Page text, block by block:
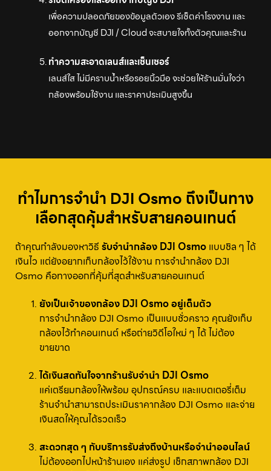
เพื่อความปลอดภัยของข้อมูลตัวเอง รีเซ็ตค่าโรงงาน และ
ออกจากบัญชี DJI / Cloud จะสบายใจทั้งตัวคุณและร้าน
ทำความสะอาดเลนส์และเซ็นเซอร์
เลนส์ใส ไม่มีคราบน้ำหรือรอยนิ้วมือ จะช่วยให้ร้านมั่นใจว่า
กล้องพร้อมใช้งาน และราคาประเมินสูงขึ้น
ทำไมการจำนำ DJI Osmo ถึงเป็นทาง
เลือกสุดคุ้มสำหรับสายคอนเทนต์
ถ้าคุณกำลังมองหาวิธี รับจำนำกล้อง DJI Osmo แบบชิล ๆ ได้
เงินไว แต่ยังอยากเก็บกล้องไว้ใช้งาน การจำนำกล้อง DJI
Osmo คือทางออกที่คุ้มที่สุดสำหรับสายคอนเทนต์
ยังเป็นเจ้าของกล้อง DJI Osmo อยู่เต็มตัว
การจำนำกล้อง DJI Osmo เป็นแบบชั่วคราว คุณยังเก็บ
กล้องไว้ทำคอนเทนต์ หรือถ่ายวิดีโอใหม่ ๆ ได้ ไม่ต้อง
ขายขาด
ได้เงินสดทันใจจากร้านรับจำนำ DJI Osmo
แค่เตรียมกล้องให้พร้อม อุปกรณ์ครบ และแบตเตอรี่เต็ม
ร้านจำนำสามารถประเมินราคากล้อง DJI Osmo และจ่าย
เงินสดให้คุณได้รวดเร็ว
สะดวกสุด ๆ กับบริการรับส่งถึงบ้านหรือจำนำออนไลน์
ไม่ต้องออกไปหน้าร้านเอง แค่ส่งรูป เช็กสภาพกล้อง DJI